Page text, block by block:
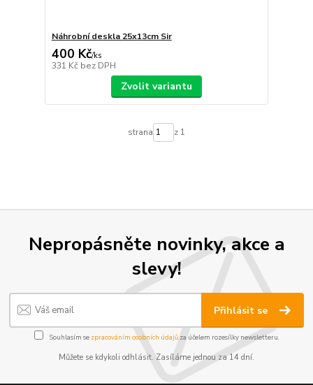
Náhrobní deskla 25x13cm Sir
400 Kč/ks
331 Kč bez DPH
Zvolit variantu
strana z 1
Nepropásněte novinky, akce a
slevy!
Přihlásit se
Souhlasím se zpracováním osobních údajůza účelem rozesílky newsletteru.
Můžete se kdykoli odhlásit. Zasíláme jednou za 14 dní.